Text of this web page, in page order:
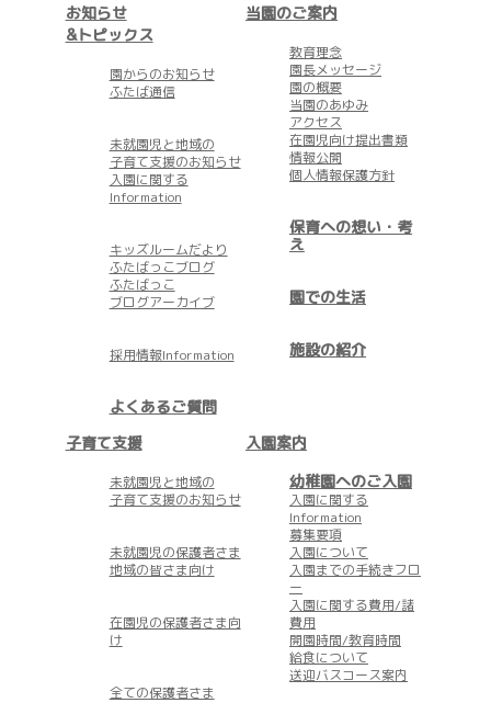
お知らせ
&トピックス
園からのお知らせ
ふたば通信
未就園児と地域の
子育て支援のお知らせ
入園に関する
Information
キッズルームだより
ふたばっこブログ
ふたばっこ
ブログアーカイブ
採用情報Information
よくあるご質問
当園のご案内
教育理念
園長メッセージ
園の概要
当園のあゆみ
アクセス
在園児向け提出書類
情報公開
個人情報保護方針
保育への想い・考
え
園での生活
施設の紹介
子育て支援
未就園児と地域の
子育て支援のお知らせ
未就園児の保護者さま
地域の皆さま向け
在園児の保護者さま向
け
全ての保護者さま
入園案内
幼稚園へのご入園
入園に関する
Information
募集要項
入園について
入園までの手続きフロ
ー
入園に関する費用/諸
費用
開園時間/教育時間
給食について
送迎バスコース案内